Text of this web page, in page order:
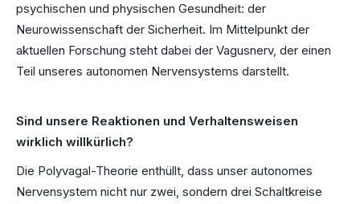
psychischen und physischen Gesundheit: der
Neurowissenschaft der Sicherheit. Im Mittelpunkt der
aktuellen Forschung steht dabei der Vagusnerv, der einen
Teil unseres autonomen Nervensystems darstellt.
Sind unsere Reaktionen und Verhaltensweisen
wirklich willkürlich?
Die Polyvagal-Theorie enthüllt, dass unser autonomes
Nervensystem nicht nur zwei, sondern drei Schaltkreise